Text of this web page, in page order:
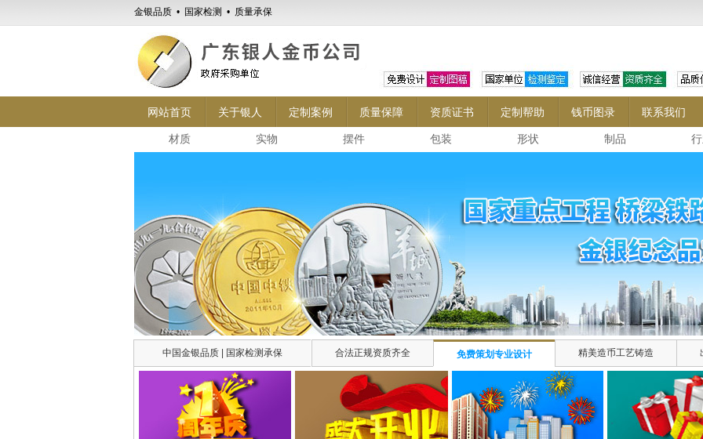
金银品质 • 国家检测 • 质量承保
网站首页 关于银人 定制案例 质量保障 资质证书 定制帮助 钱币图录 联系我们
材质 实物 摆件 包装 形状 制品
中国金银品质 | 国家检测承保 合法正规资质齐全 免费策划专业设计 精美造币工艺铸造